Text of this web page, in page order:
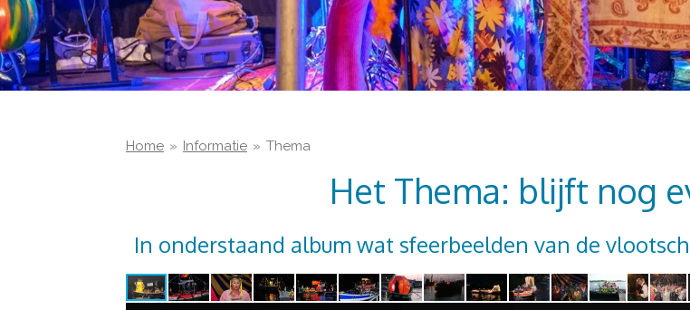
Home » Informatie » Thema
Het Thema: blijft nog
In onderstaand album wat sfeerbeelden van de